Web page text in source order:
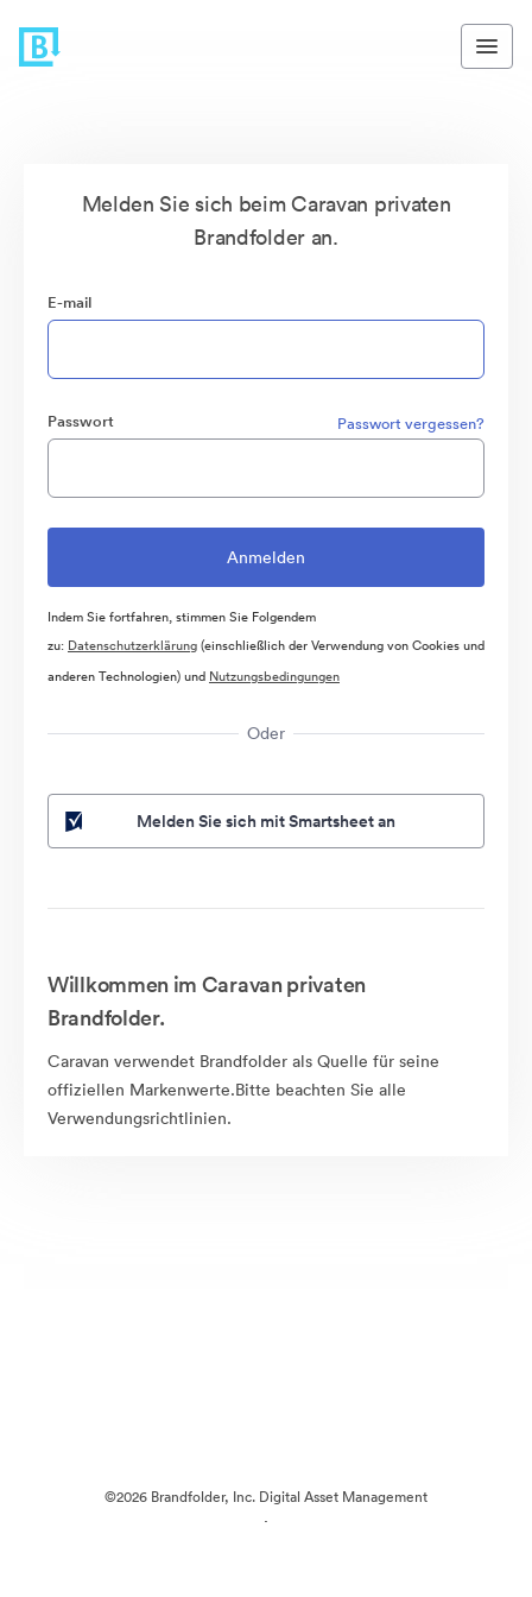
Melden Sie sich beim Caravan privaten
Brandfolder an.
E-mail
Passwort Passwort vergessen?
Indem Sie fortfahren, stimmen Sie Folgendem
zu: Datenschutzerklärung(einschließlich der Verwendung von Cookies und
anderen Technologien) und Nutzungsbedingungen
Oder
Melden Sie sich mit Smartsheet an
Willkommen im Caravan privaten
Brandfolder.
Caravan verwendet Brandfolder als Quelle für seine
offiziellen Markenwerte.Bitte beachten Sie alle
Verwendungsrichtlinien.
©2026 Brandfolder, Inc. Digital Asset Management
·